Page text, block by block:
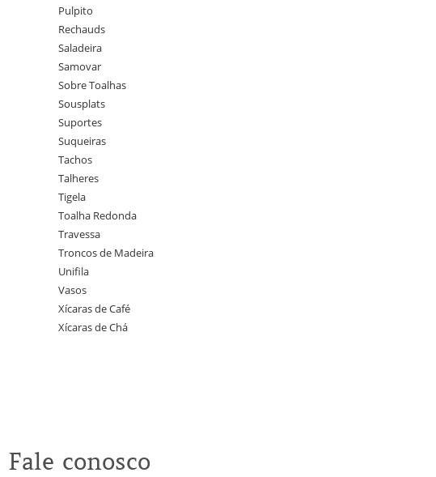
Pulpito
Rechauds
Saladeira
Samovar
Sobre Toalhas
Sousplats
Suportes
Suqueiras
Tachos
Talheres
Tigela
Toalha Redonda
Travessa
Troncos de Madeira
Unifila
Vasos
Xícaras de Café
Xícaras de Chá
Fale conosco